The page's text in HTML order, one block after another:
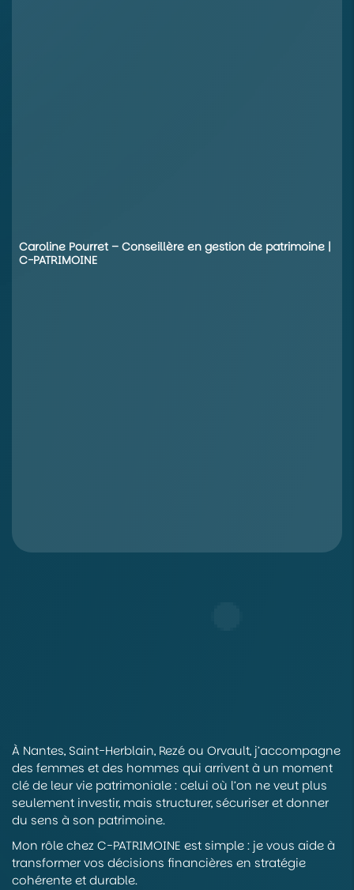
Caroline Pourret – Conseillère en gestion de patrimoine |
C-PATRIMOINE
À Nantes, Saint-Herblain, Rezé ou Orvault, j’accompagne
des femmes et des hommes qui arrivent à un moment
clé de leur vie patrimoniale : celui où l’on ne veut plus
seulement investir, mais structurer, sécuriser et donner
du sens à son patrimoine.
Mon rôle chez C-PATRIMOINE est simple : je vous aide à
transformer vos décisions financières en stratégie
cohérente et durable.